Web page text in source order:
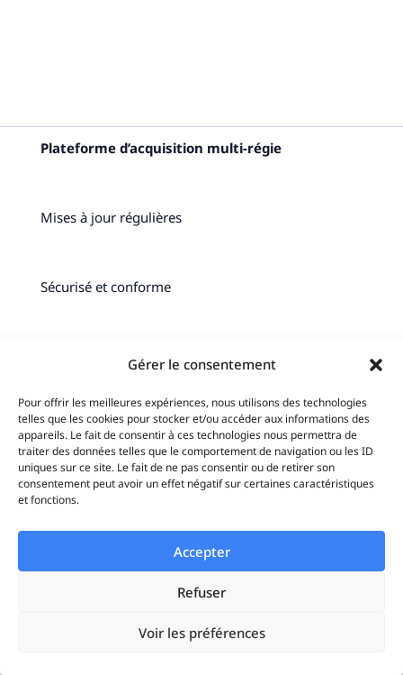
Gérer le consentement
Pour offrir les meilleures expériences, nous utilisons des technologies
telles que les cookies pour stocker et/ou accéder aux informations des
appareils. Le fait de consentir à ces technologies nous permettra de
traiter des données telles que le comportement de navigation ou les ID
uniques sur ce site. Le fait de ne pas consentir ou de retirer son
consentement peut avoir un effet négatif sur certaines caractéristiques
et fonctions.
Accepter
Refuser
Voir les préférences
Plateforme d’acquisition multi-régie
Mises à jour régulières
Sécurisé et conforme
99,9% d’uptime
Adverteasy